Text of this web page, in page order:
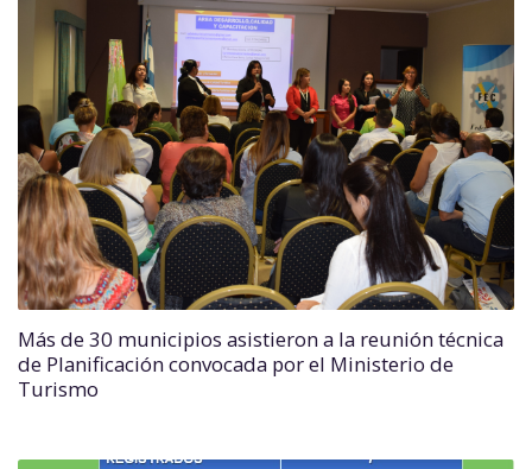
Más de 30 municipios asistieron a la reunión técnica
de Planificación convocada por el Ministerio de
Turismo